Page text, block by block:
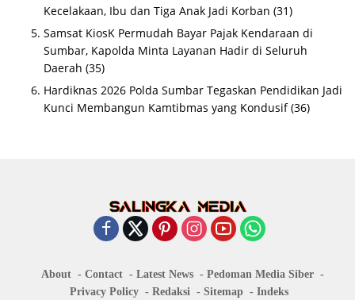
Kecelakaan, Ibu dan Tiga Anak Jadi Korban (31)
Samsat KiosK Permudah Bayar Pajak Kendaraan di
Sumbar, Kapolda Minta Layanan Hadir di Seluruh
Daerah (35)
Hardiknas 2026 Polda Sumbar Tegaskan Pendidikan Jadi
Kunci Membangun Kamtibmas yang Kondusif (36)
About Contact Latest News
Pedoman Media Siber
Privacy Policy
Redaksi Sitemap Indeks